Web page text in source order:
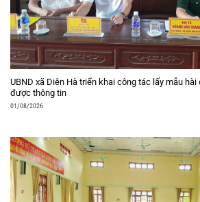
UBND xã Diên Hà triển khai công tác lấy mẫu
được thông tin
01/08/2026